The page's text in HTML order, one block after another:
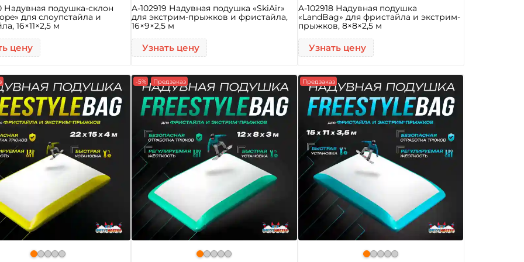
Надувная подушка-склон
для слоупстайла и
16×11×2,5 м
цену
A-102919 Надувная подушка «SkiAir»
для экстрим-прыжков и фристайла,
16×9×2,5 м
Узнать цену
A-102918 Надувная подушка
«LandBag» для фристайла и экстрим-
прыжков, 8×8×2,5 м
Узнать цену
-5% Предзаказ Предзаказ